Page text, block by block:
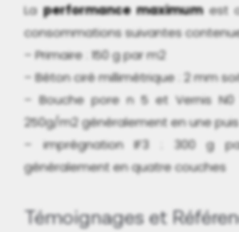
Laperformance maximumest
consommations suivantes
– Primaire : 150 g par m2
– Béton ciré millimétrique : 2 mm
– Bouche pore n 5 et Vernis
250g/m2 généralement en une
– imprégnation IF3 : 300 g
généralement en quatre couches
Témoignages et